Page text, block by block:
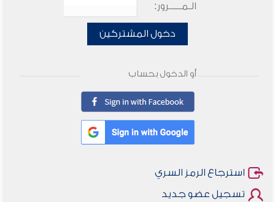
الـمـــــرور:
دخول المشتركين
أو الدخول بحساب
استرجاع الرمز السري
تسجيل عضو جديد